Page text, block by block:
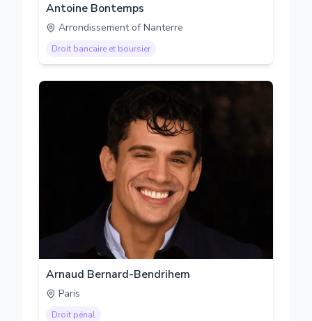
Antoine Bontemps
Arrondissement of Nanterre
Droit bancaire et boursier
Arnaud Bernard-Bendrihem
Paris
Droit pénal